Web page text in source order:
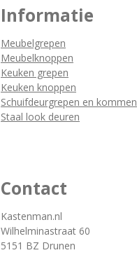
Informatie
Meubelgrepen
Meubelknoppen
Keuken grepen
Keuken knoppen
Schuifdeurgrepen en kommen
Staal look deuren
Contact
Kastenman.nl
Wilhelminastraat 60
5151 BZ Drunen